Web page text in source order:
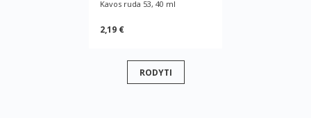
Kavos ruda 53, 40 ml
2,19 €
RODYTI